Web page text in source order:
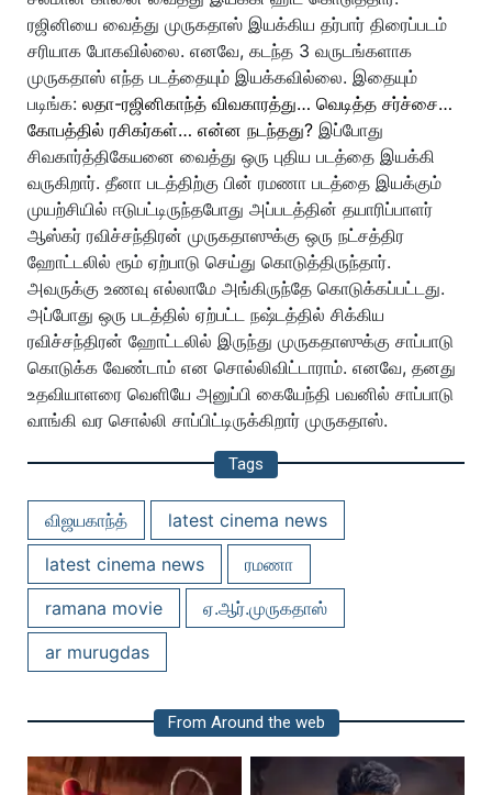
ரஜினியை வைத்து முருகதாஸ் இயக்கிய தர்பார் திரைப்படம்
சரியாக போகவில்லை. எனவே, கடந்த 3 வருடங்களாக
முருகதாஸ் எந்த படத்தையும் இயக்கவில்லை. இதையும்
படிங்க: லதா-ரஜினிகாந்த் விவகாரத்து… வெடித்த சர்ச்சை…
கோபத்தில் ரசிகர்கள்… என்ன நடந்தது? இப்போது
சிவகார்த்திகேயனை வைத்து ஒரு புதிய படத்தை இயக்கி
வருகிறார். தீனா படத்திற்கு பின் ரமணா படத்தை இயக்கும்
முயற்சியில் ஈடுபட்டிருந்தபோது அப்படத்தின் தயாரிப்பாளர்
ஆஸ்கர் ரவிச்சந்திரன் முருகதாஸுக்கு ஒரு நட்சத்திர
ஹோட்டலில் ரூம் ஏற்பாடு செய்து கொடுத்திருந்தார்.
அவருக்கு உணவு எல்லாமே அங்கிருந்தே கொடுக்கப்பட்டது.
அப்போது ஒரு படத்தில் ஏற்பட்ட நஷ்டத்தில் சிக்கிய
ரவிச்சந்திரன் ஹோட்டலில் இருந்து முருகதாஸுக்கு சாப்பாடு
கொடுக்க வேண்டாம் என சொல்லிவிட்டாராம். எனவே, தனது
உதவியாளரை வெளியே அனுப்பி கையேந்தி பவனில் சாப்பாடு
வாங்கி வர சொல்லி சாப்பிட்டிருக்கிறார் முருகதாஸ்.
Tags
விஜயகாந்த்
latest cinema news
latest cinema news
ரமணா
ramana movie
ஏ.ஆர்.முருகதாஸ்
ar murugdas
From Around the web